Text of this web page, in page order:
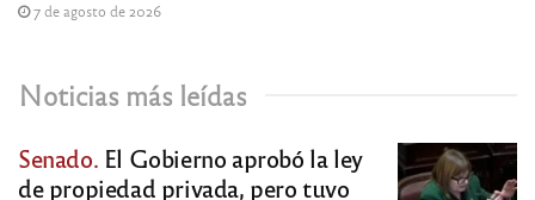
7 de agosto de 2026
Noticias más leídas
Senado. El Gobierno aprobó la ley
de propiedad privada, pero tuvo